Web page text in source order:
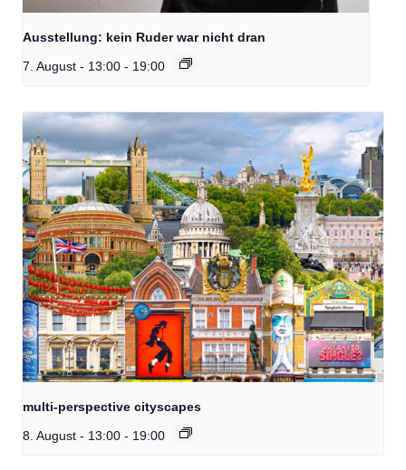
Ausstellung: kein Ruder war nicht dran
7. August - 13:00 - 19:00
multi-perspective cityscapes
8. August - 13:00 - 19:00